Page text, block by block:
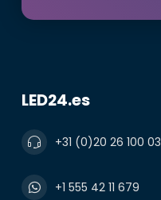
LED24.es
+31 (0)20 26 100 03
+1 555 42 11 679